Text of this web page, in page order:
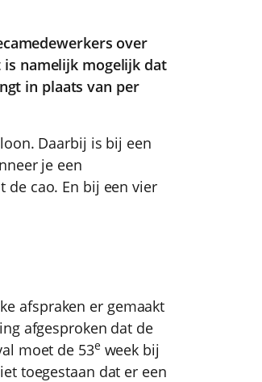
over
namelijk mogelijk dat
in plaats van per
Daarbij is bij een
je een
cao. En bij een vier
afspraken er gemaakt
afgesproken dat de
moet de 53eweek bij
toegestaan dat er een